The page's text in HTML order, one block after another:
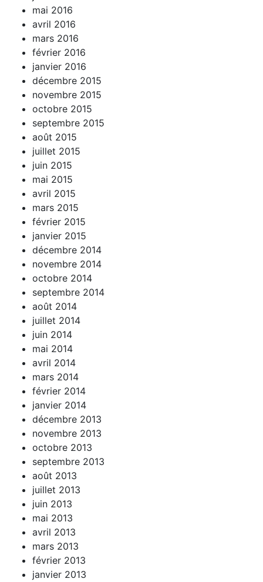
mai 2016
avril 2016
mars 2016
février 2016
janvier 2016
décembre 2015
novembre 2015
octobre 2015
septembre 2015
août 2015
juillet 2015
juin 2015
mai 2015
avril 2015
mars 2015
février 2015
janvier 2015
décembre 2014
novembre 2014
octobre 2014
septembre 2014
août 2014
juillet 2014
juin 2014
mai 2014
avril 2014
mars 2014
février 2014
janvier 2014
décembre 2013
novembre 2013
octobre 2013
septembre 2013
août 2013
juillet 2013
juin 2013
mai 2013
avril 2013
mars 2013
février 2013
janvier 2013